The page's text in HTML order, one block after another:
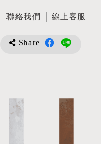
聯絡我們 線上客服
Share